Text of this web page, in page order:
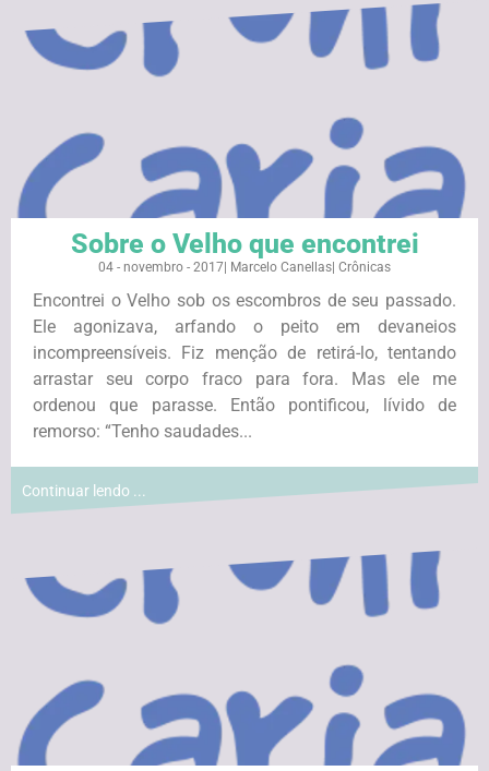
Sobre o Velho que encontrei
04 - novembro - 2017 Marcelo Canellas Crônicas
Encontrei o Velho sob os escombros de seu passado.
Ele agonizava, arfando o peito em devaneios
incompreensíveis. Fiz menção de retirá-lo, tentando
arrastar seu corpo fraco para fora. Mas ele me
ordenou que parasse. Então pontificou, lívido de
remorso: “Tenho saudades...
Continuar lendo ...